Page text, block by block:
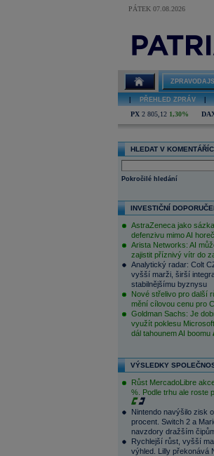
PÁTEK 07.08.2026
PŘEHLED ZPRÁV
PX 2 805,12 1,30%
HLEDAT V
Pokročilé hledání
INVESTIČNÍ
AstraZeneca jako
defenzivu mimo AI
Arista Networks: AI
zajistit příznivý vítr do
Analytický radar: Colt
vyšší marži, širší
stabilnějšímu byznysu
Nové střelivo pro další
mění cílovou cenu pro
Goldman Sachs: Je
využít poklesu
dál tahounem AI boomu
VÝSLEDKY
Růst MercadoLibre
%. Podle trhu ale roste
Nintendo navýšilo zisk
procent. Switch 2 a
navzdory dražším
Rychlejší růst, vyšší
výhled. Lilly překonává